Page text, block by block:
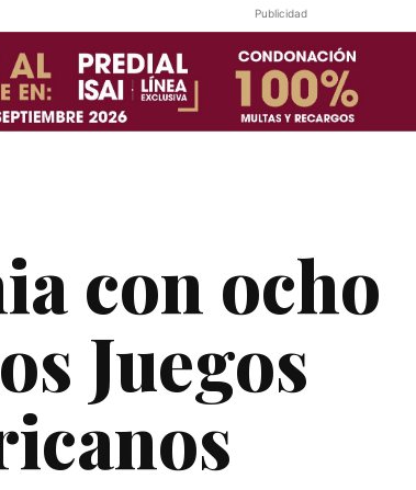
Publicidad
con ocho
Juegos